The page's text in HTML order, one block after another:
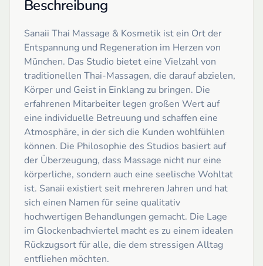
Beschreibung
Sanaii Thai Massage & Kosmetik ist ein Ort der
Entspannung und Regeneration im Herzen von
München. Das Studio bietet eine Vielzahl von
traditionellen Thai-Massagen, die darauf abzielen,
Körper und Geist in Einklang zu bringen. Die
erfahrenen Mitarbeiter legen großen Wert auf
eine individuelle Betreuung und schaffen eine
Atmosphäre, in der sich die Kunden wohlfühlen
können. Die Philosophie des Studios basiert auf
der Überzeugung, dass Massage nicht nur eine
körperliche, sondern auch eine seelische Wohltat
ist. Sanaii existiert seit mehreren Jahren und hat
sich einen Namen für seine qualitativ
hochwertigen Behandlungen gemacht. Die Lage
im Glockenbachviertel macht es zu einem idealen
Rückzugsort für alle, die dem stressigen Alltag
entfliehen möchten.